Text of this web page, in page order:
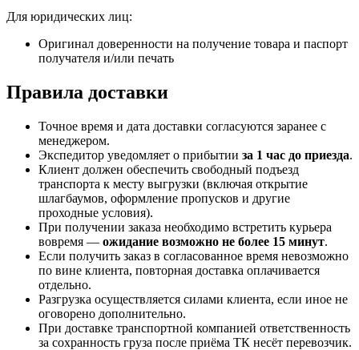
Для юридических лиц:
Оригинал доверенности на получение товара и паспорт
получателя и/или печать
Правила доставки
Точное время и дата доставки согласуются заранее с
менеджером.
Экспедитор уведомляет о прибытии за 1 час до приезда.
Клиент должен обеспечить свободный подъезд
транспорта к месту выгрузки (включая открытие
шлагбаумов, оформление пропусков и другие
проходные условия).
При получении заказа необходимо встретить курьера
вовремя — ожидание возможно не более 15 минут.
Если получить заказ в согласованное время невозможно
по вине клиента, повторная доставка оплачивается
отдельно.
Разгрузка осуществляется силами клиента, если иное не
оговорено дополнительно.
При доставке транспортной компанией ответственность
за сохранность груза после приёма ТК несёт перевозчик.